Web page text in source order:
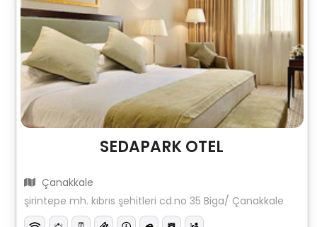
SEDAPARK OTEL
Çanakkale
şirintepe mh. kıbrıs şehitleri cd.no 35 Biga/ Çanakkale